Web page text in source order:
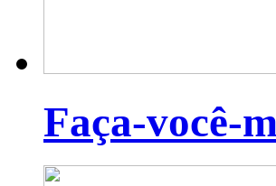
Faça-você-